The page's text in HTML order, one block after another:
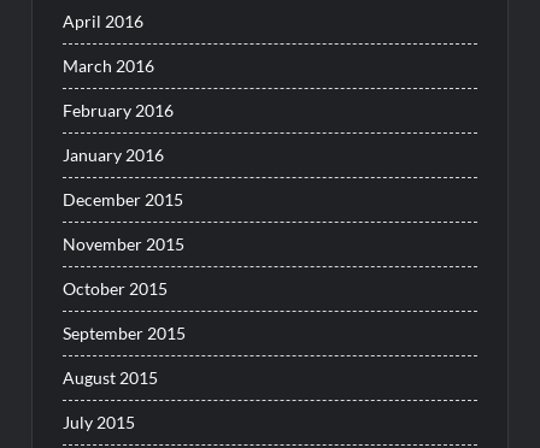
April 2016
March 2016
February 2016
January 2016
December 2015
November 2015
October 2015
September 2015
August 2015
July 2015